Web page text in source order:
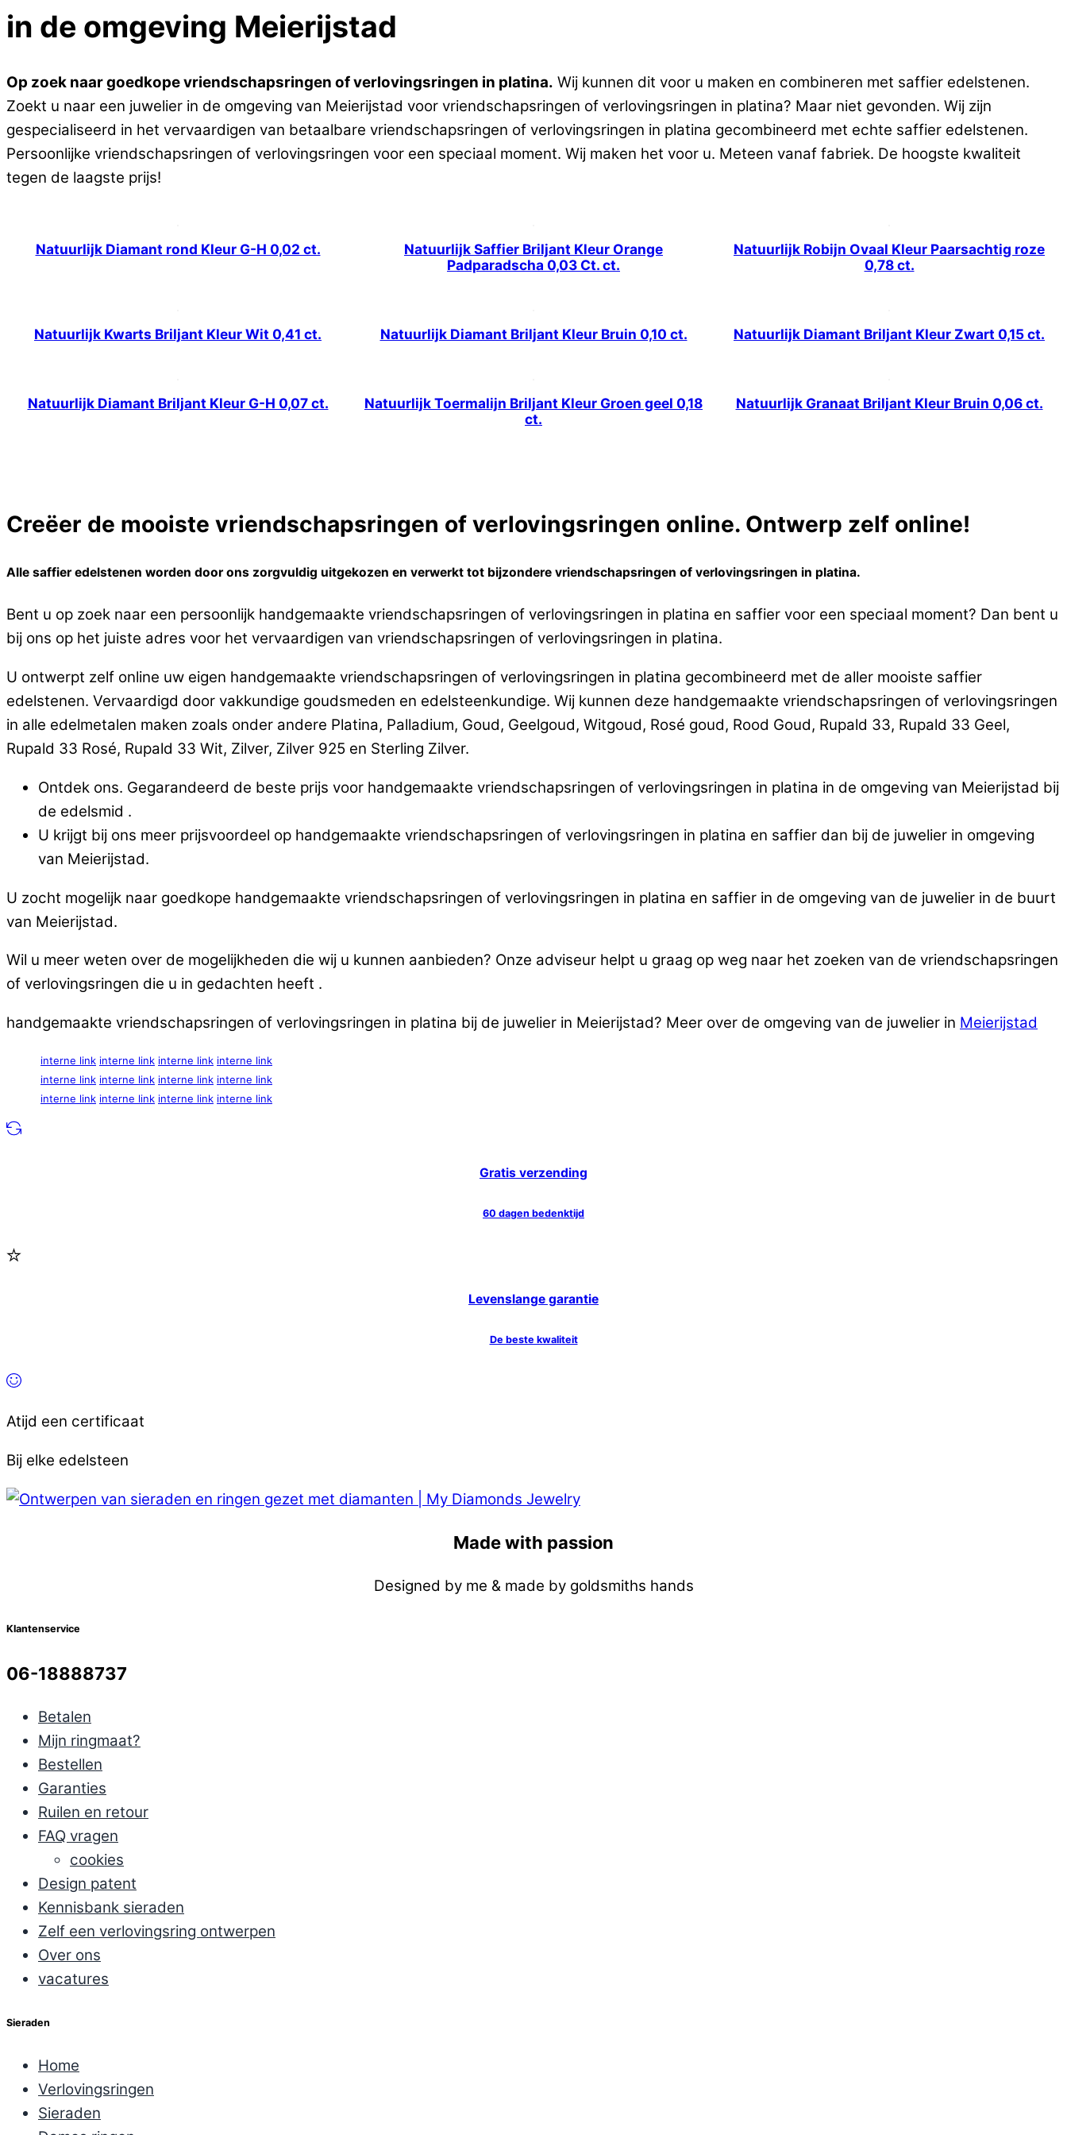
in de omgeving Meierijstad
Op zoek naar goedkope vriendschapsringen of verlovingsringen in platina. Wij kunnen dit voor u maken en combineren met saffier edelstenen.
Zoekt u naar een juwelier in de omgeving van Meierijstad voor vriendschapsringen of verlovingsringen in platina? Maar niet gevonden. Wij zijn
gespecialiseerd in het vervaardigen van betaalbare vriendschapsringen of verlovingsringen in platina gecombineerd met echte saffier edelstenen.
Persoonlijke vriendschapsringen of verlovingsringen voor een speciaal moment. Wij maken het voor u. Meteen vanaf fabriek. De hoogste kwaliteit
tegen de laagste prijs!
Natuurlijk Diamant rond Kleur G-H 0,02 ct.
Natuurlijk Saffier Briljant Kleur Orange
Padparadscha 0,03 Ct. ct.
Natuurlijk Robijn Ovaal Kleur Paarsachtig roze
0,78 ct.
Natuurlijk Kwarts Briljant Kleur Wit 0,41 ct. Natuurlijk Diamant Briljant Kleur Bruin 0,10 ct. Natuurlijk Diamant Briljant Kleur Zwart 0,15 ct.
Natuurlijk Diamant Briljant Kleur G-H 0,07 ct.
Natuurlijk Toermalijn Briljant Kleur Groen geel 0,18
ct.
Natuurlijk Granaat Briljant Kleur Bruin 0,06 ct.
Creëer de mooiste vriendschapsringen of verlovingsringen online. Ontwerp zelf online!
Alle saffier edelstenen worden door ons zorgvuldig uitgekozen en verwerkt tot bijzondere vriendschapsringen of verlovingsringen in platina.
Bent u op zoek naar een persoonlijk handgemaakte vriendschapsringen of verlovingsringen in platina en saffier voor een speciaal moment? Dan bent u
bij ons op het juiste adres voor het vervaardigen van vriendschapsringen of verlovingsringen in platina.
U ontwerpt zelf online uw eigen handgemaakte vriendschapsringen of verlovingsringen in platina gecombineerd met de aller mooiste saffier
edelstenen. Vervaardigd door vakkundige goudsmeden en edelsteenkundige. Wij kunnen deze handgemaakte vriendschapsringen of verlovingsringen
in alle edelmetalen maken zoals onder andere Platina, Palladium, Goud, Geelgoud, Witgoud, Rosé goud, Rood Goud, Rupald 33, Rupald 33 Geel,
Rupald 33 Rosé, Rupald 33 Wit, Zilver, Zilver 925 en Sterling Zilver.
Ontdek ons. Gegarandeerd de beste prijs voor handgemaakte vriendschapsringen of verlovingsringen in platina in de omgeving van Meierijstad bij
de edelsmid .
U krijgt bij ons meer prijsvoordeel op handgemaakte vriendschapsringen of verlovingsringen in platina en saffier dan bij de juwelier in omgeving
van Meierijstad.
U zocht mogelijk naar goedkope handgemaakte vriendschapsringen of verlovingsringen in platina en saffier in de omgeving van de juwelier in de buurt
van Meierijstad.
Wil u meer weten over de mogelijkheden die wij u kunnen aanbieden? Onze adviseur helpt u graag op weg naar het zoeken van de vriendschapsringen
of verlovingsringen die u in gedachten heeft .
handgemaakte vriendschapsringen of verlovingsringen in platina bij de juwelier in Meierijstad? Meer over de omgeving van de juwelier in Meierijstad
interne link interne link interne link interne link
interne link interne link interne link interne link
interne link interne link interne link interne link
Gratis verzending
60 dagen bedenktijd
Levenslange garantie
De beste kwaliteit
Atijd een certificaat
Bij elke edelsteen
Made with passion
Designed by me & made by goldsmiths hands
Klantenservice
06-18888737
Betalen
Mijn ringmaat?
Bestellen
Garanties
Ruilen en retour
FAQ vragen
cookies
Design patent
Kennisbank sieraden
Zelf een verlovingsring ontwerpen
Over ons
vacatures
Sieraden
Home
Verlovingsringen
Sieraden